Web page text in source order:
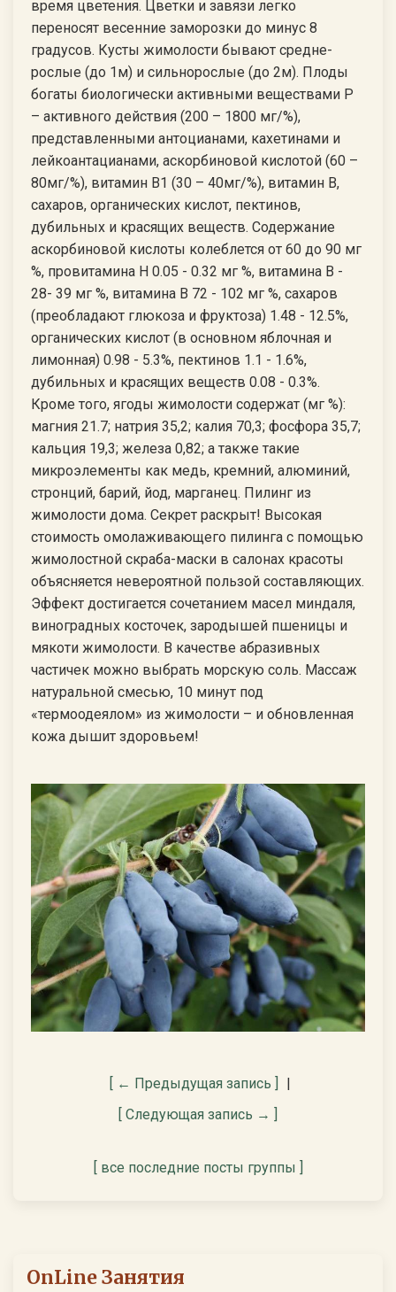
время цветения. Цветки и завязи легко
переносят весенние заморозки до минус 8
градусов. Кусты жимолости бывают средне-
рослые (до 1м) и сильнорослые (до 2м). Плоды
богаты биологически активными веществами Р
– активного действия (200 – 1800 мг/%),
представленными антоцианами, кахетинами и
лейкоантацианами, аскорбиновой кислотой (60 –
80мг/%), витамин В1 (30 – 40мг/%), витамин В,
сахаров, органических кислот, пектинов,
дубильных и красящих веществ. Содержание
аскорбиновой кислоты колеблется от 60 до 90 мг
%, провитамина Н 0.05 - 0.32 мг %, витамина В -
28- 39 мг %, витамина В 72 - 102 мг %, сахаров
(преобладают глюкоза и фруктоза) 1.48 - 12.5%,
органических кислот (в основном яблочная и
лимонная) 0.98 - 5.3%, пектинов 1.1 - 1.6%,
дубильных и красящих веществ 0.08 - 0.3%.
Кроме того, ягоды жимолости содержат (мг %):
магния 21.7; натрия 35,2; калия 70,3; фосфора 35,7;
кальция 19,3; железа 0,82; а также такие
микроэлементы как медь, кремний, алюминий,
стронций, барий, йод, марганец. Пилинг из
жимолости дома. Секрет раскрыт! Высокая
стоимость омолаживающего пилинга с помощью
жимолостной скраба-маски в салонах красоты
объясняется невероятной пользой составляющих.
Эффект достигается сочетанием масел миндаля,
виноградных косточек, зародышей пшеницы и
мякоти жимолости. В качестве абразивных
частичек можно выбрать морскую соль. Массаж
натуральной смесью, 10 минут под
«термоодеялом» из жимолости – и обновленная
кожа дышит здоровьем!
[ ← Предыдущая запись ]
|
[ Следующая запись → ]
[ все последние посты группы ]
OnLine Занятия